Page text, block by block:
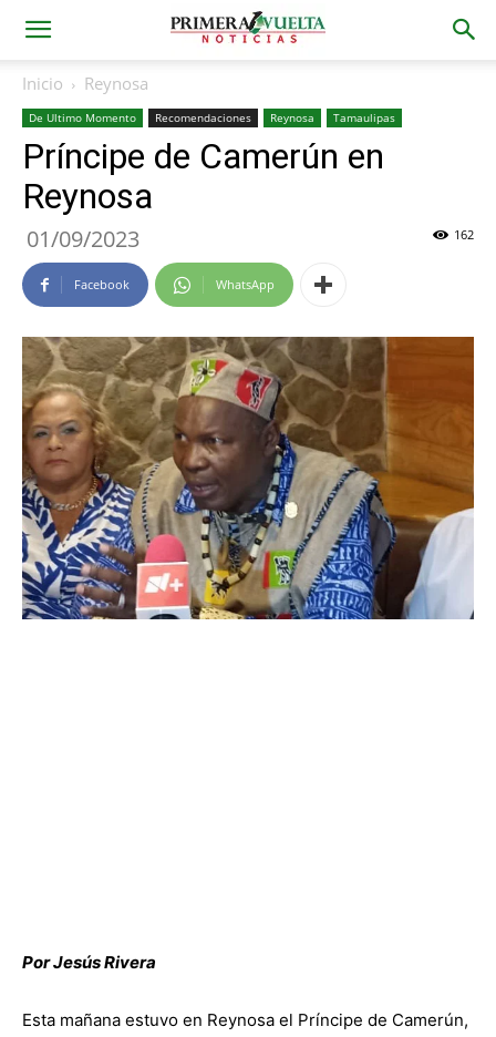
Inicio Reynosa
De Ultimo Momento Recomendaciones Reynosa Tamaulipas
Príncipe de Camerún en
Reynosa
01/09/2023 162
Facebook WhatsApp
Por Jesús Rivera
Esta mañana estuvo en Reynosa el Príncipe de Camerún,